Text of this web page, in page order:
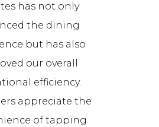
has not only
the dining
but has also
our overall
efficiency.
appreciate the
of tapping